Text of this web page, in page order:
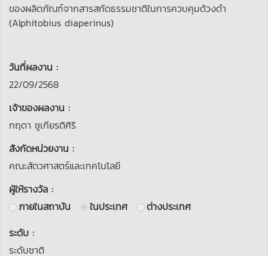
ของผลิตภัณฑ์จากสารสกัดธรรมชาติในการควบคุมด้วงดำ
(Alphitobius diaperinus)
วันที่ผลงาน :
22/09/2568
เจ้าของผลงาน :
กฤดา ชูเกียรติศิริ
สังกัดหน่วยงาน :
คณะสัตวศาสตร์และเทคโนโลยี
ผู้ให้รางวัล :
ภายในสถาบัน
ในประเทศ
ต่างประเทศ
ระดับ :
ระดับชาติ